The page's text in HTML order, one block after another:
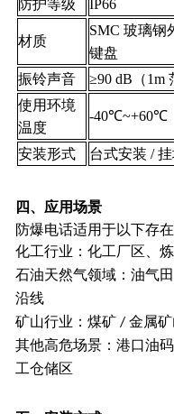
防护等级
IP66
材质
SMC 玻璃钢
键盘
振铃声音 ≥90 dB（1m
使用环境
温度
-40℃~+60℃
安装形式 台式安装 /
四、应用场景
防爆电话适用于以下存
化工行业：化工厂区、
石油天然气领域：油气田
沿线
矿山行业：煤矿 / 金属
其他高危场景：港口油
工仓储区